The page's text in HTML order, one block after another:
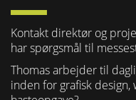
Kontakt direktør og
har spørgsmål til
Thomas arbejder til
inden for grafisk